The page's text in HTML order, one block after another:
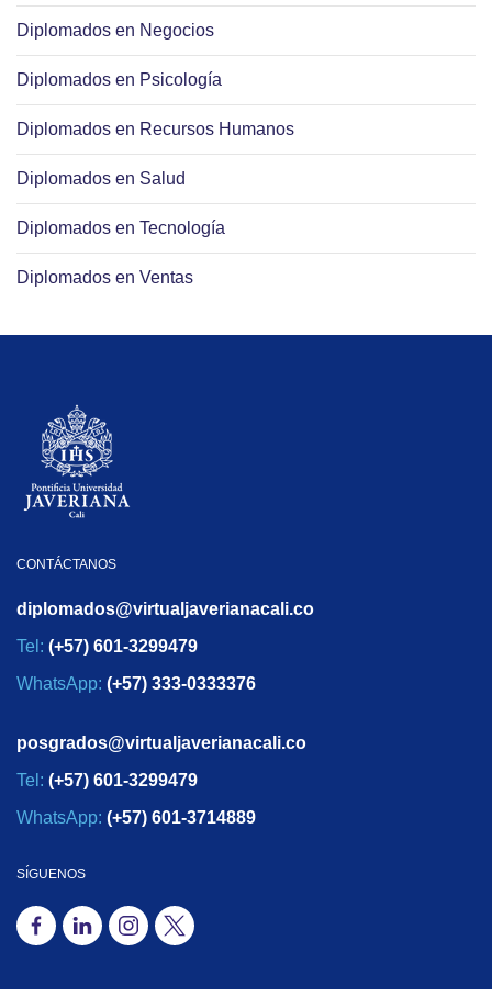
Diplomados en Negocios
Diplomados en Psicología
Diplomados en Recursos Humanos
Diplomados en Salud
Diplomados en Tecnología
Diplomados en Ventas
CONTÁCTANOS
diplomados@virtualjaverianacali.co
Tel: (+57) 601-3299479
WhatsApp: (+57) 333-0333376
posgrados@virtualjaverianacali.co
Tel: (+57) 601-3299479
WhatsApp: (+57) 601-3714889
SÍGUENOS